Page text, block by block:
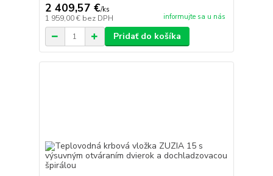
2 409,57 €/ks
1 959,00 € bez DPH informujte sa u nás
Pridať do košíka